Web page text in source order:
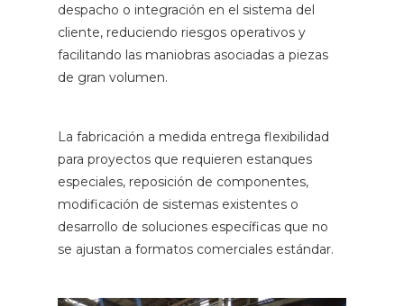
despacho o integración en el sistema del
cliente, reduciendo riesgos operativos y
facilitando las maniobras asociadas a piezas
de gran volumen.
La fabricación a medida entrega flexibilidad
para proyectos que requieren estanques
especiales, reposición de componentes,
modificación de sistemas existentes o
desarrollo de soluciones específicas que no
se ajustan a formatos comerciales estándar.